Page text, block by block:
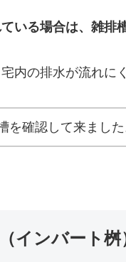
いる場合は、雑排
内の排水が流れに
を確認して来まし
インバート桝